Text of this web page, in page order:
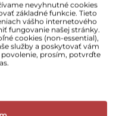
Detail
nevyhnutné cookies
základné funkcie. Tieto
vášho internetového
fungovanie našej stránky.
cookies (non-essential),
služby a poskytovať vám
povolenie, prosím, potvrďte